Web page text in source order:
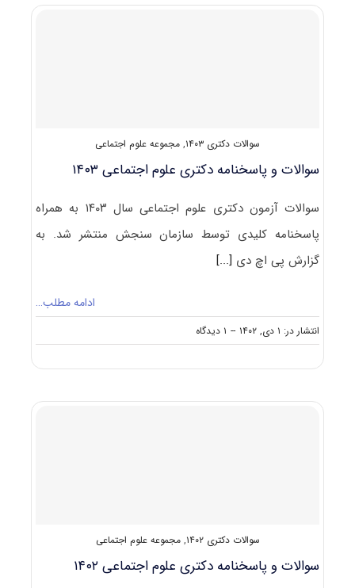
علوم
سوالات دکتری ۱۴۰۳ , مجموعه علوم اجتماعی
سوالات و پاسخنامه دکتری علوم اجتماعی ۱۴۰۳
سوالات آزمون دکتری علوم اجتماعی سال ۱۴۰۳ به همراه
پاسخنامه کلیدی توسط سازمان سنجش منتشر شد. به
گزارش پی اچ دی [...]
ادامه مطلب…
انتشار در: ۱ دی, ۱۴۰۲ -- ۱ دیدگاه
on
سوالات
علوم
سوالات دکتری ۱۴۰۲ ,مجموعه علوم اجتماعی
سوالات و پاسخنامه دکتری علوم اجتماعی ۱۴۰۲